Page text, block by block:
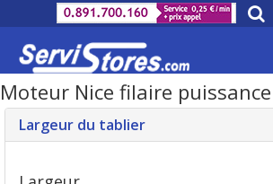
Moteur Nice filaire puissance
Largeur du tablier